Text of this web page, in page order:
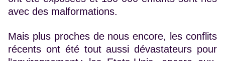
avec des malformations.
Mais plus proches de nous encore, les conflits
récents ont été tout aussi dévastateurs pour